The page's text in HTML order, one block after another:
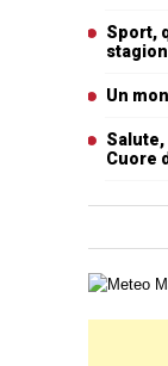
Sport,
Un
Salute,
Cuore
Carta